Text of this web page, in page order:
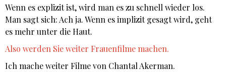
Wenn es explizit ist, wird man es zu schnell wieder los.
Man sagt sich: Ach ja. Wenn es implizit gesagt wird, geht
es mehr unter die Haut.
Also werden Sie weiter Frauenfilme machen.
Ich mache weiter Filme von Chantal Akerman.